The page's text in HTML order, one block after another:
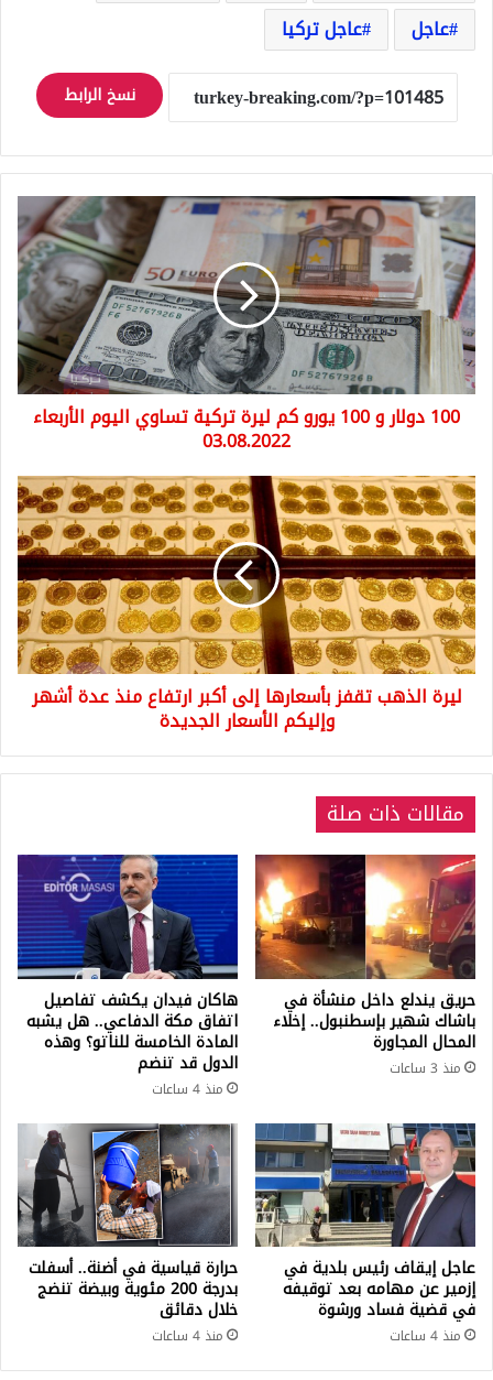
عاجل
عاجل تركيا
نسخ الرابط
100
دولار
و
100
يورو
كم
ليرة
تركية
تساوي
اليوم
100 دولار و 100 يورو كم ليرة تركية تساوي اليوم الأربعاء
03.08.2022
ليرة
الذهب
تقفز
بأسعارها
إلى
أكبر
ارتفاع
منذ
عدة
أشهر
وإليكم
الجديدة
ليرة الذهب تقفز بأسعارها إلى أكبر ارتفاع منذ عدة أشهر
وإليكم الأسعار الجديدة
مقالات ذات صلة
حريق يندلع داخل منشأة في
باشاك شهير بإسطنبول.. إخلاء
المحال المجاورة
منذ 3 ساعات
هاكان فيدان يكشف تفاصيل
اتفاق مكة الدفاعي.. هل يشبه
المادة الخامسة للناتو؟ وهذه
الدول قد تنضم
منذ 4 ساعات
عاجل إيقاف رئيس بلدية في
إزمير عن مهامه بعد توقيفه
في قضية فساد ورشوة
منذ 4 ساعات
حرارة قياسية في أضنة.. أسفلت
بدرجة 200 مئوية وبيضة تنضج
خلال دقائق
منذ 4 ساعات